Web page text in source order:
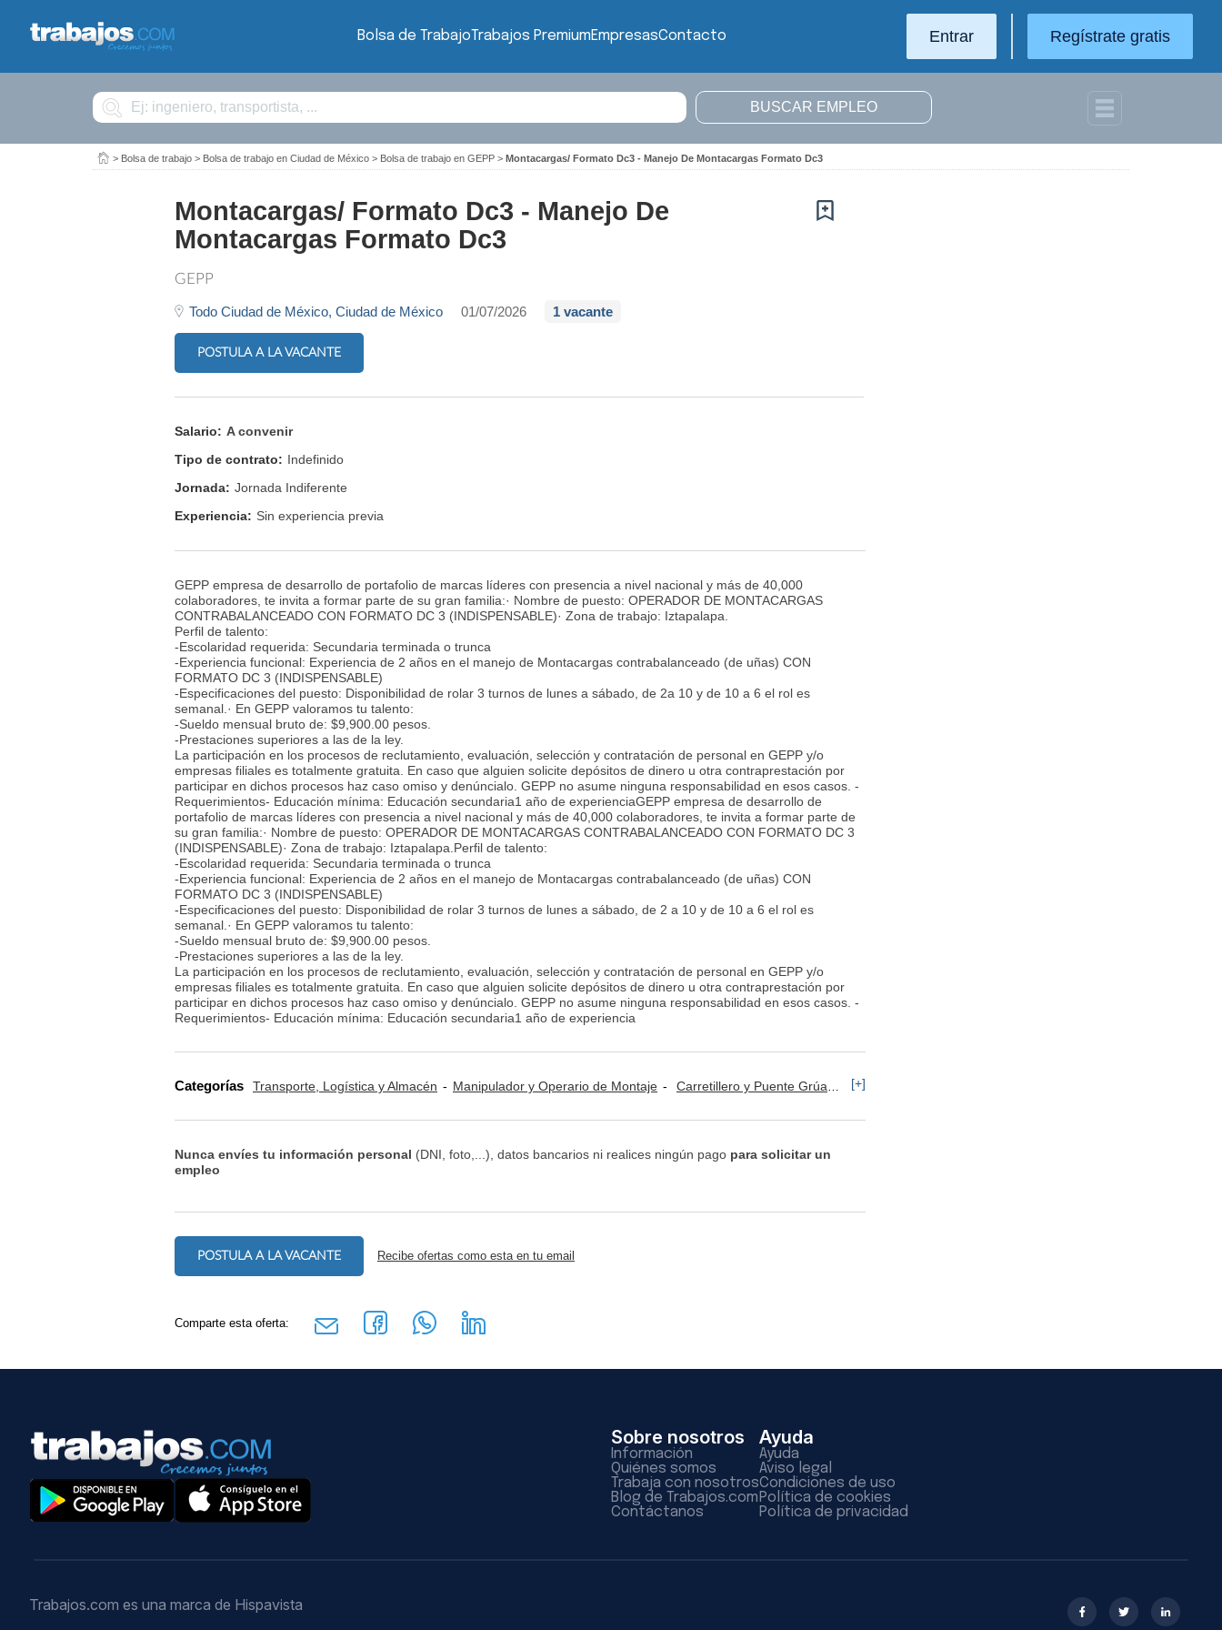
Bolsa de TrabajoTrabajos PremiumEmpresasContacto Entrar Regístrate gratis
Buscar
> Bolsa de trabajo > Bolsa de trabajo en Ciudad de México > Bolsa de trabajo en GEPP > Montacargas/ Formato Dc3 - Manejo De Montacargas Formato Dc3
Montacargas/ Formato Dc3 - Manejo De
Montacargas Formato Dc3
GEPP
Todo Ciudad de México, Ciudad de México 01/07/2026 1 vacante
POSTULA A LA VACANTE
Salario: A convenir
Tipo de contrato: Indefinido
Jornada: Jornada Indiferente
Experiencia: Sin experiencia previa
GEPP empresa de desarrollo de portafolio de marcas líderes con presencia a nivel nacional y más de 40,000
colaboradores, te invita a formar parte de su gran familia:· Nombre de puesto: OPERADOR DE MONTACARGAS
CONTRABALANCEADO CON FORMATO DC 3 (INDISPENSABLE)· Zona de trabajo: Iztapalapa.
Perfil de talento:
-Escolaridad requerida: Secundaria terminada o trunca
-Experiencia funcional: Experiencia de 2 años en el manejo de Montacargas contrabalanceado (de uñas) CON
FORMATO DC 3 (INDISPENSABLE)
-Especificaciones del puesto: Disponibilidad de rolar 3 turnos de lunes a sábado, de 2a 10 y de 10 a 6 el rol es
semanal.· En GEPP valoramos tu talento:
-Sueldo mensual bruto de: $9,900.00 pesos.
-Prestaciones superiores a las de la ley.
La participación en los procesos de reclutamiento, evaluación, selección y contratación de personal en GEPP y/o
empresas filiales es totalmente gratuita. En caso que alguien solicite depósitos de dinero u otra contraprestación por
participar en dichos procesos haz caso omiso y denúncialo. GEPP no asume ninguna responsabilidad en esos casos. -
Requerimientos- Educación mínima: Educación secundaria1 año de experienciaGEPP empresa de desarrollo de
portafolio de marcas líderes con presencia a nivel nacional y más de 40,000 colaboradores, te invita a formar parte de
su gran familia:· Nombre de puesto: OPERADOR DE MONTACARGAS CONTRABALANCEADO CON FORMATO DC 3
(INDISPENSABLE)· Zona de trabajo: Iztapalapa.Perfil de talento:
-Escolaridad requerida: Secundaria terminada o trunca
-Experiencia funcional: Experiencia de 2 años en el manejo de Montacargas contrabalanceado (de uñas) CON
FORMATO DC 3 (INDISPENSABLE)
-Especificaciones del puesto: Disponibilidad de rolar 3 turnos de lunes a sábado, de 2 a 10 y de 10 a 6 el rol es
semanal.· En GEPP valoramos tu talento:
-Sueldo mensual bruto de: $9,900.00 pesos.
-Prestaciones superiores a las de la ley.
La participación en los procesos de reclutamiento, evaluación, selección y contratación de personal en GEPP y/o
empresas filiales es totalmente gratuita. En caso que alguien solicite depósitos de dinero u otra contraprestación por
participar en dichos procesos haz caso omiso y denúncialo. GEPP no asume ninguna responsabilidad en esos casos. -
Requerimientos- Educación mínima: Educación secundaria1 año de experiencia
Categorías Transporte, Logística y Almacén Manipulador y Operario de Montaje Carretillero y Puente Grúa Alimentos / Bebidas / Tabaco
[+]
Nunca envíes tu información personal (DNI, foto,...), datos bancarios ni realices ningún pago para solicitar un
empleo
POSTULA A LA VACANTE Recibe ofertas como esta en tu email
Comparte esta oferta:
Sobre nosotros
Información
Quiénes somos
Trabaja con nosotros
Blog de Trabajos.com
Contáctanos
Ayuda
Ayuda
Aviso legal
Condiciones de uso
Política de cookies
Política de privacidad
Trabajos.com es una marca de Hispavista